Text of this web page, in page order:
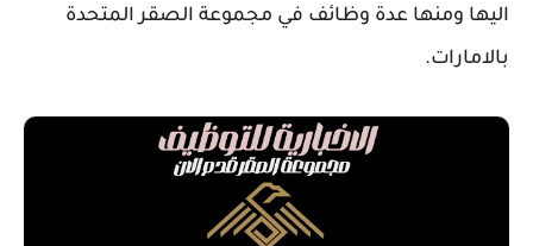
اليها ومنها عدة وظائف في مجموعة الصقر المتحدة
بالامارات.